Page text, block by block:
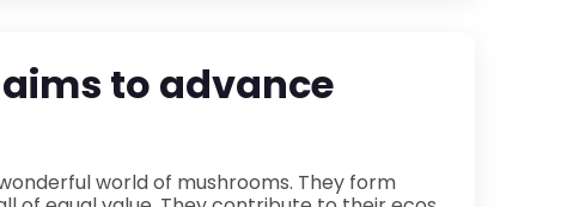
to advance
world of mushrooms. They form